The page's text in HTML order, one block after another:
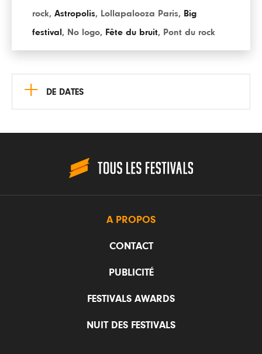
rock, Astropolis, Lollapalooza Paris, Big
festival , No logo, Fête du bruit, Pont du rock
+ DE DATES
A PROPOS
CONTACT
PUBLICITÉ
FESTIVALS AWARDS
NUIT DES FESTIVALS